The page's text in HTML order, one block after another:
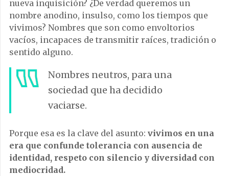
nueva inquisición? ¿De verdad queremos un
nombre anodino, insulso, como los tiempos que
vivimos? Nombres que son como envoltorios
vacíos, incapaces de transmitir raíces, tradición o
sentido alguno.
Nombres neutros, para una
sociedad que ha decidido
vaciarse.
Porque esa es la clave del asunto: vivimos en una
era que confunde tolerancia con ausencia de
identidad, respeto con silencio y diversidad con
mediocridad.